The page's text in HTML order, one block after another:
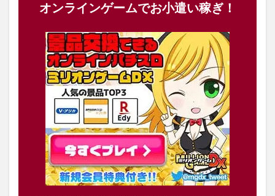
オンラインゲームでお小遣い稼ぎ！